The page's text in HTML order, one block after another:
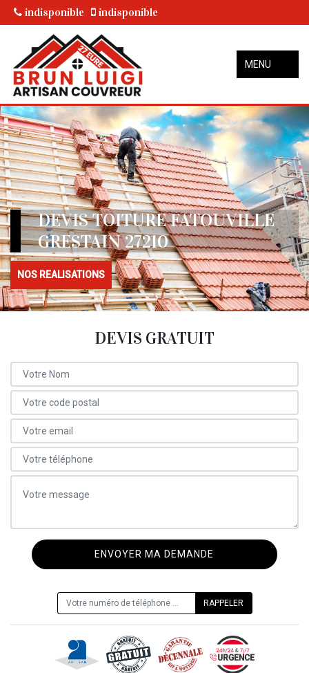
indisponible indisponible
MENU
DEVIS TOITURE FATOUVILLE
GRESTAIN 27210
NOS REALISATIONS
DEVIS GRATUIT